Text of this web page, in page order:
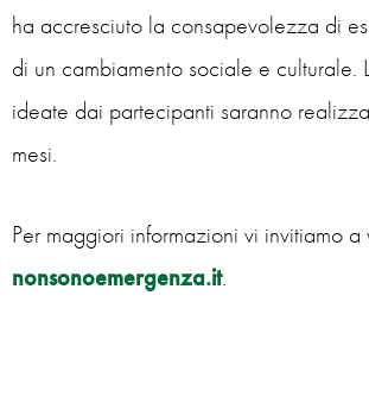
ha accresciuto la consapevolezza di
di un cambiamento sociale e culturale.
ideate dai partecipanti saranno
mesi.
Per maggiori informazioni vi invitiamo a
nonsonoemergenza.it.